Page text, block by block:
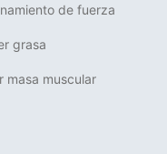
de fuerza
grasa
masa muscular